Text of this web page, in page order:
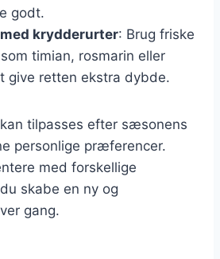
godt.
krydderurter: Brug friske
timian, rosmarin eller
give retten ekstra dybde.
tilpasses efter sæsonens
personlige præferencer.
med forskellige
skabe en ny og
gang.